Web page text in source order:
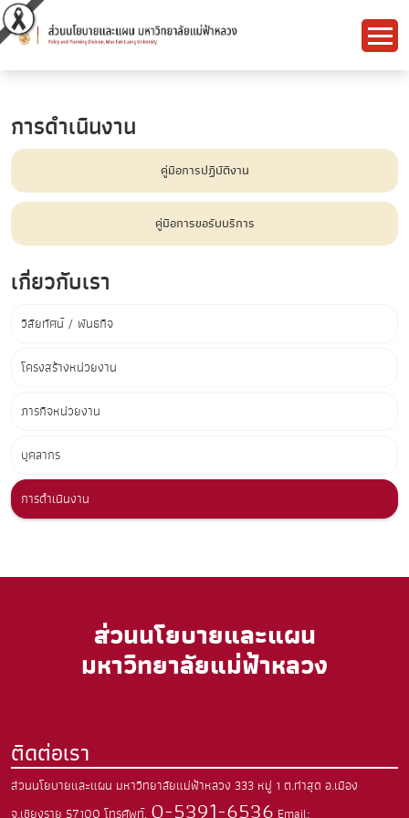
การดำเนินงาน
คู่มือการปฏิบัติงาน
คู่มือการขอรับบริการ
เกี่ยวกับเรา
วิสัยทัศน์ / พันธกิจ
โครงสร้างหน่วยงาน
ภารกิจหน่วยงาน
บุคลากร
การดำเนินงาน
ส่วนนโยบายและแผน
มหาวิทยาลัยแม่ฟ้าหลวง
ติดต่อเรา
ส่วนนโยบายและแผน มหาวิทยาลัยแม่ฟ้าหลวง 333 หมู่ 1 ต.ท่าสุด อ.เมือง
จ.เชียงราย 57100 โทรศัพท์. 0-5391-6536 Email: